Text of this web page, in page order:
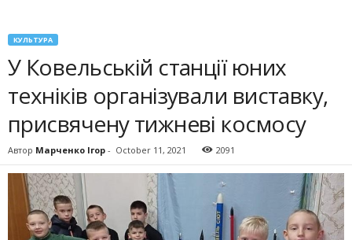
КУЛЬТУРА
У Ковельській станції юних
техніків організували виставку,
присвячену тижневі космосу
Автор Марченко Ігор - October 11, 2021 2091